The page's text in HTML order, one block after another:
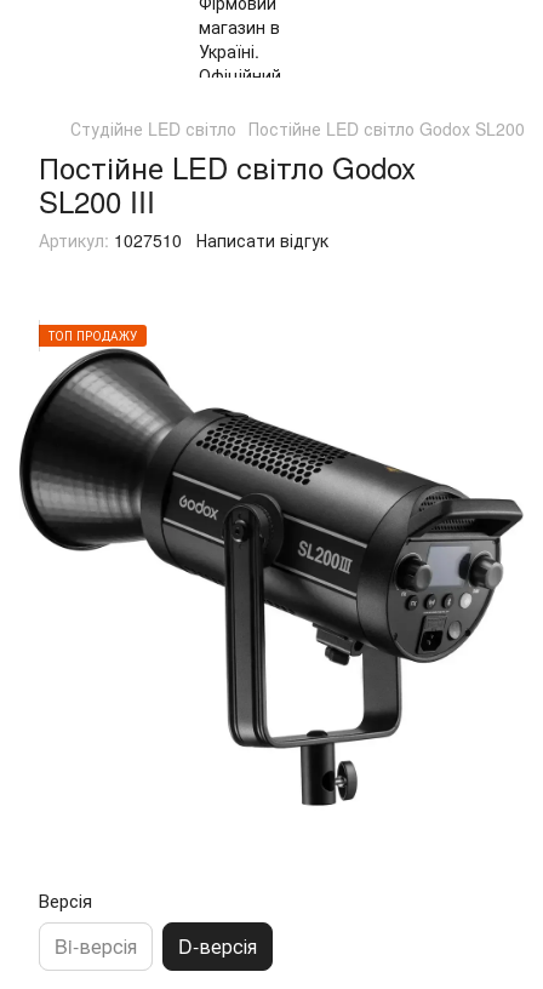
Студійне LED світло Постійне LED світло Godox SL200 III
Постійне LED світло Godox
SL200 III
Артикул: 1027510 Написати відгук
ТОП ПРОДАЖУ
Версія
Bi-версія D-версія